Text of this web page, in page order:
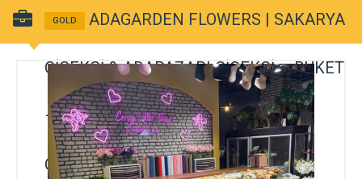
GOLD ADAGARDEN FLOWERS | SAKARYA
ÇİÇEKÇİ & ADAPAZARI ÇİÇEKÇİ – BUKET
– GELİN ÇİÇEĞİ – DÜĞÜN-NİŞAN –
ORGANİZASYON – ONLINE SİPARİŞ